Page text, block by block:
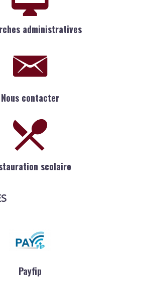
administratives
Nous contacter
scolaire
Payfip